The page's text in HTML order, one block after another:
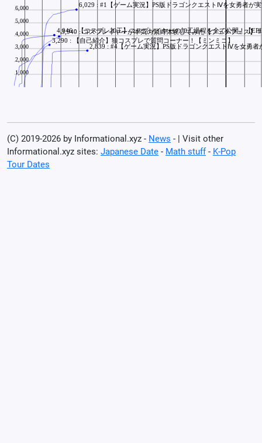
(C) 2019-2026 by Informational.xyz - News - | Visit other
Informational.xyz sites: Japanese Date - Math stuff- K-Pop
Tour Dates